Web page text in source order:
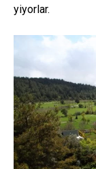
yiyorlar.